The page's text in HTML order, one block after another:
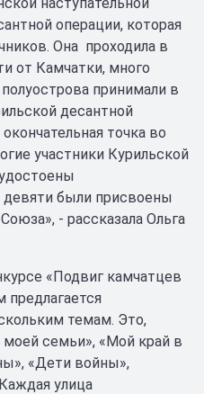
операции, которая
Она проходила в
от Камчатки, много
принимали в
десантной
точка во
участники Курильской
девяти были присвоены
- рассказала Ольга
«Подвиг камчатцев
предлагается
темам. Это,
семьи», «Мой край в
«Дети войны»,
улица